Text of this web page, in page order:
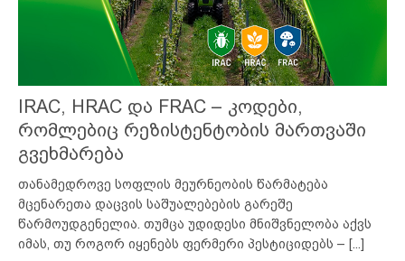
IRAC, HRAC და FRAC – კოდები,
რომლებიც რეზისტენტობის მართვაში
გვეხმარება
თანამედროვე სოფლის მეურნეობის წარმატება
მცენარეთა დაცვის საშუალებების გარეშე
წარმოუდგენელია. თუმცა უდიდესი მნიშვნელობა აქვს
იმას, თუ როგორ იყენებს ფერმერი პესტიციდებს – [...]